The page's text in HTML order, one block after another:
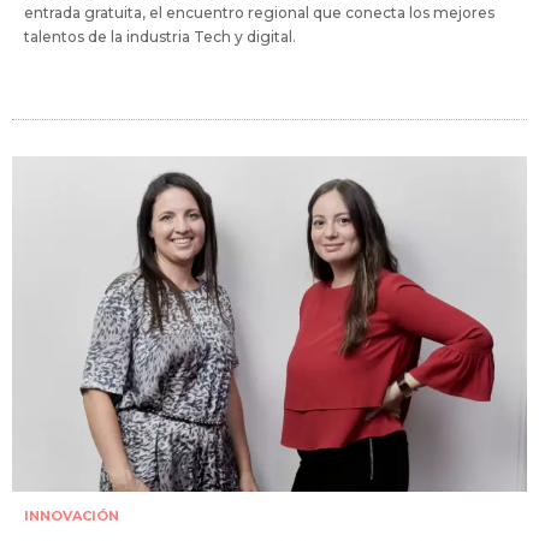
entrada gratuita, el encuentro regional que conecta los mejores
talentos de la industria Tech y digital.
INNOVACIÓN